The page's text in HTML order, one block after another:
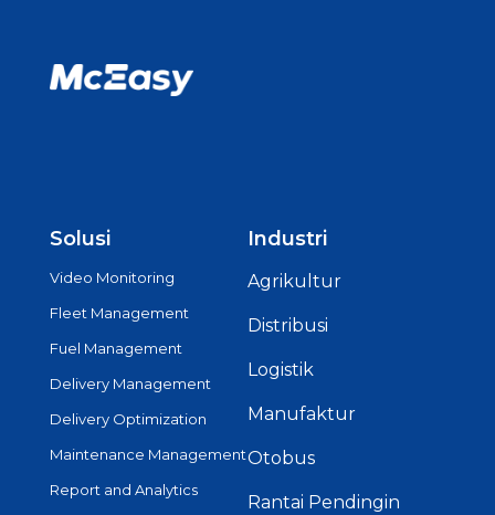
Solusi
Video Monitoring
Fleet Management
Fuel Management
Delivery Management
Delivery Optimization
Maintenance Management
Report and Analytics
Industri
Agrikultur
Distribusi
Logistik
Manufaktur
Otobus
Rantai Pendingin